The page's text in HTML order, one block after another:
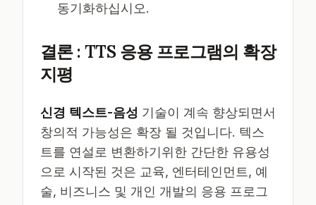
동기화하십시오.
결론 : TTS 응용 프로그램의 확장
지평
신경 텍스트-음성 기술이 계속 향상되면서
창의적 가능성은 확장 될 것입니다. 텍스
트를 연설로 변환하기위한 간단한 유용성
으로 시작된 것은 교육, 엔터테인먼트, 예
술, 비즈니스 및 개인 개발의 응용 프로그